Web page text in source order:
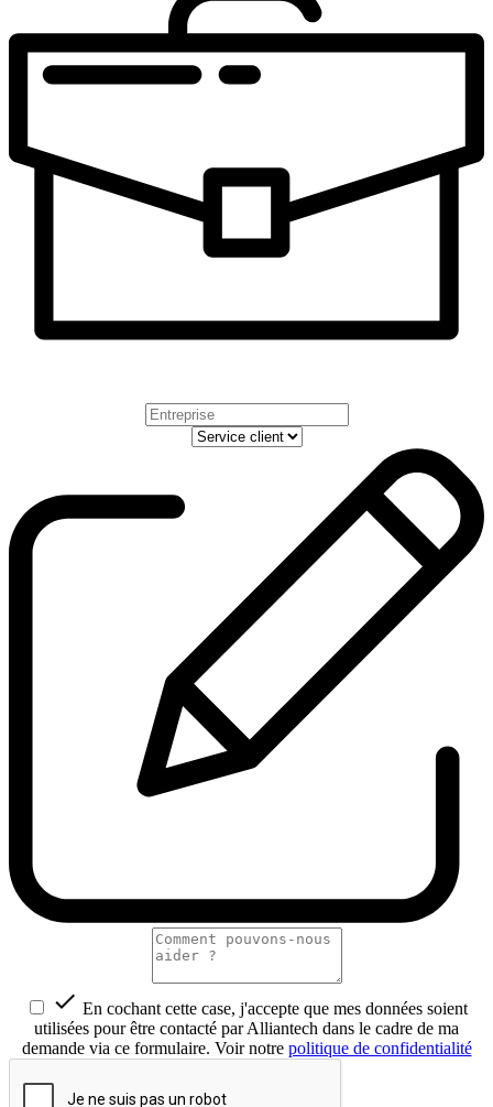
 En cochant cette case, j'accepte que mes données soient
utilisées pour être contacté par Alliantech dans le cadre de ma
demande via ce formulaire. Voir notre politique de confidentialité